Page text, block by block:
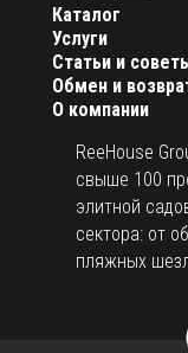
О компании
ReeHouse
свыше 100
элитной
сектора: от
пляжных
Каталог
Услуги
Статьи и
Обмен и